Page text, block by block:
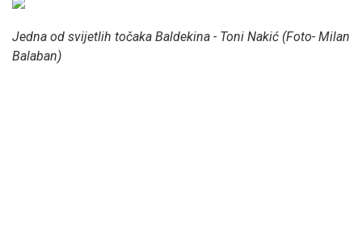
Jedna od svijetlih točaka Baldekina - Toni Nakić (Foto- Milan
Balaban)